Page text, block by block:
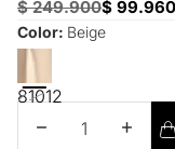
$ 249.900$ 99.960
Color: Beige
81012
Disminuir cantidad